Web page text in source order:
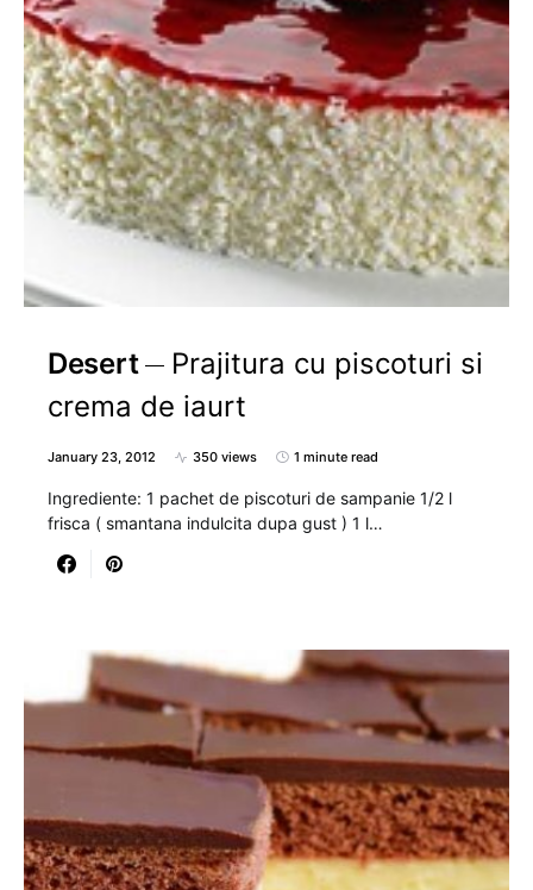
Desert
Prajitura cu piscoturi si
crema de iaurt
January 23, 2012 350 views 1 minute read
Ingrediente: 1 pachet de piscoturi de sampanie 1/2 l
frisca ( smantana indulcita dupa gust ) 1 l…